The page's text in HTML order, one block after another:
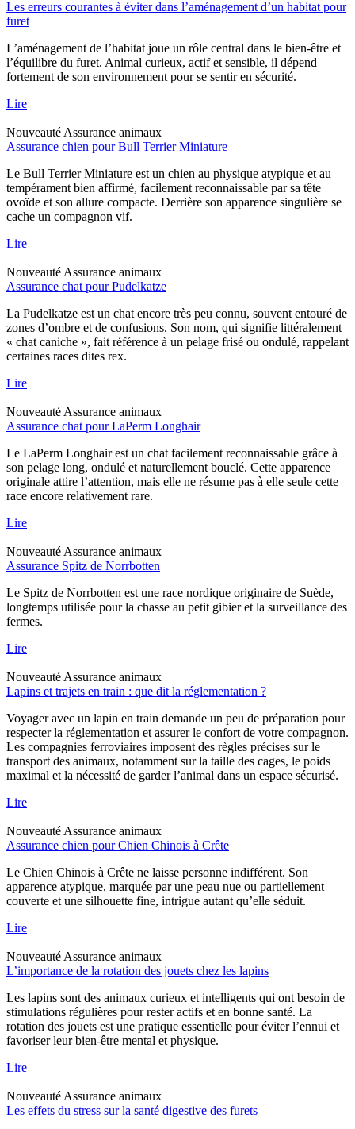
Les erreurs courantes à éviter dans l’aménagement d’un habitat pour
furet
L’aménagement de l’habitat joue un rôle central dans le bien-être et
l’équilibre du furet. Animal curieux, actif et sensible, il dépend
fortement de son environnement pour se sentir en sécurité.
Lire
Nouveauté Assurance animaux
Assurance chien pour Bull Terrier Miniature
Le Bull Terrier Miniature est un chien au physique atypique et au
tempérament bien affirmé, facilement reconnaissable par sa tête
ovoïde et son allure compacte. Derrière son apparence singulière se
cache un compagnon vif.
Lire
Nouveauté Assurance animaux
Assurance chat pour Pudelkatze
La Pudelkatze est un chat encore très peu connu, souvent entouré de
zones d’ombre et de confusions. Son nom, qui signifie littéralement
« chat caniche », fait référence à un pelage frisé ou ondulé, rappelant
certaines races dites rex.
Lire
Nouveauté Assurance animaux
Assurance chat pour LaPerm Longhair
Le LaPerm Longhair est un chat facilement reconnaissable grâce à
son pelage long, ondulé et naturellement bouclé. Cette apparence
originale attire l’attention, mais elle ne résume pas à elle seule cette
race encore relativement rare.
Lire
Nouveauté Assurance animaux
Assurance Spitz de Norrbotten
Le Spitz de Norrbotten est une race nordique originaire de Suède,
longtemps utilisée pour la chasse au petit gibier et la surveillance des
fermes.
Lire
Nouveauté Assurance animaux
Lapins et trajets en train : que dit la réglementation ?
Voyager avec un lapin en train demande un peu de préparation pour
respecter la réglementation et assurer le confort de votre compagnon.
Les compagnies ferroviaires imposent des règles précises sur le
transport des animaux, notamment sur la taille des cages, le poids
maximal et la nécessité de garder l’animal dans un espace sécurisé.
Lire
Nouveauté Assurance animaux
Assurance chien pour Chien Chinois à Crête
Le Chien Chinois à Crête ne laisse personne indifférent. Son
apparence atypique, marquée par une peau nue ou partiellement
couverte et une silhouette fine, intrigue autant qu’elle séduit.
Lire
Nouveauté Assurance animaux
L’importance de la rotation des jouets chez les lapins
Les lapins sont des animaux curieux et intelligents qui ont besoin de
stimulations régulières pour rester actifs et en bonne santé. La
rotation des jouets est une pratique essentielle pour éviter l’ennui et
favoriser leur bien-être mental et physique.
Lire
Nouveauté Assurance animaux
Les effets du stress sur la santé digestive des furets